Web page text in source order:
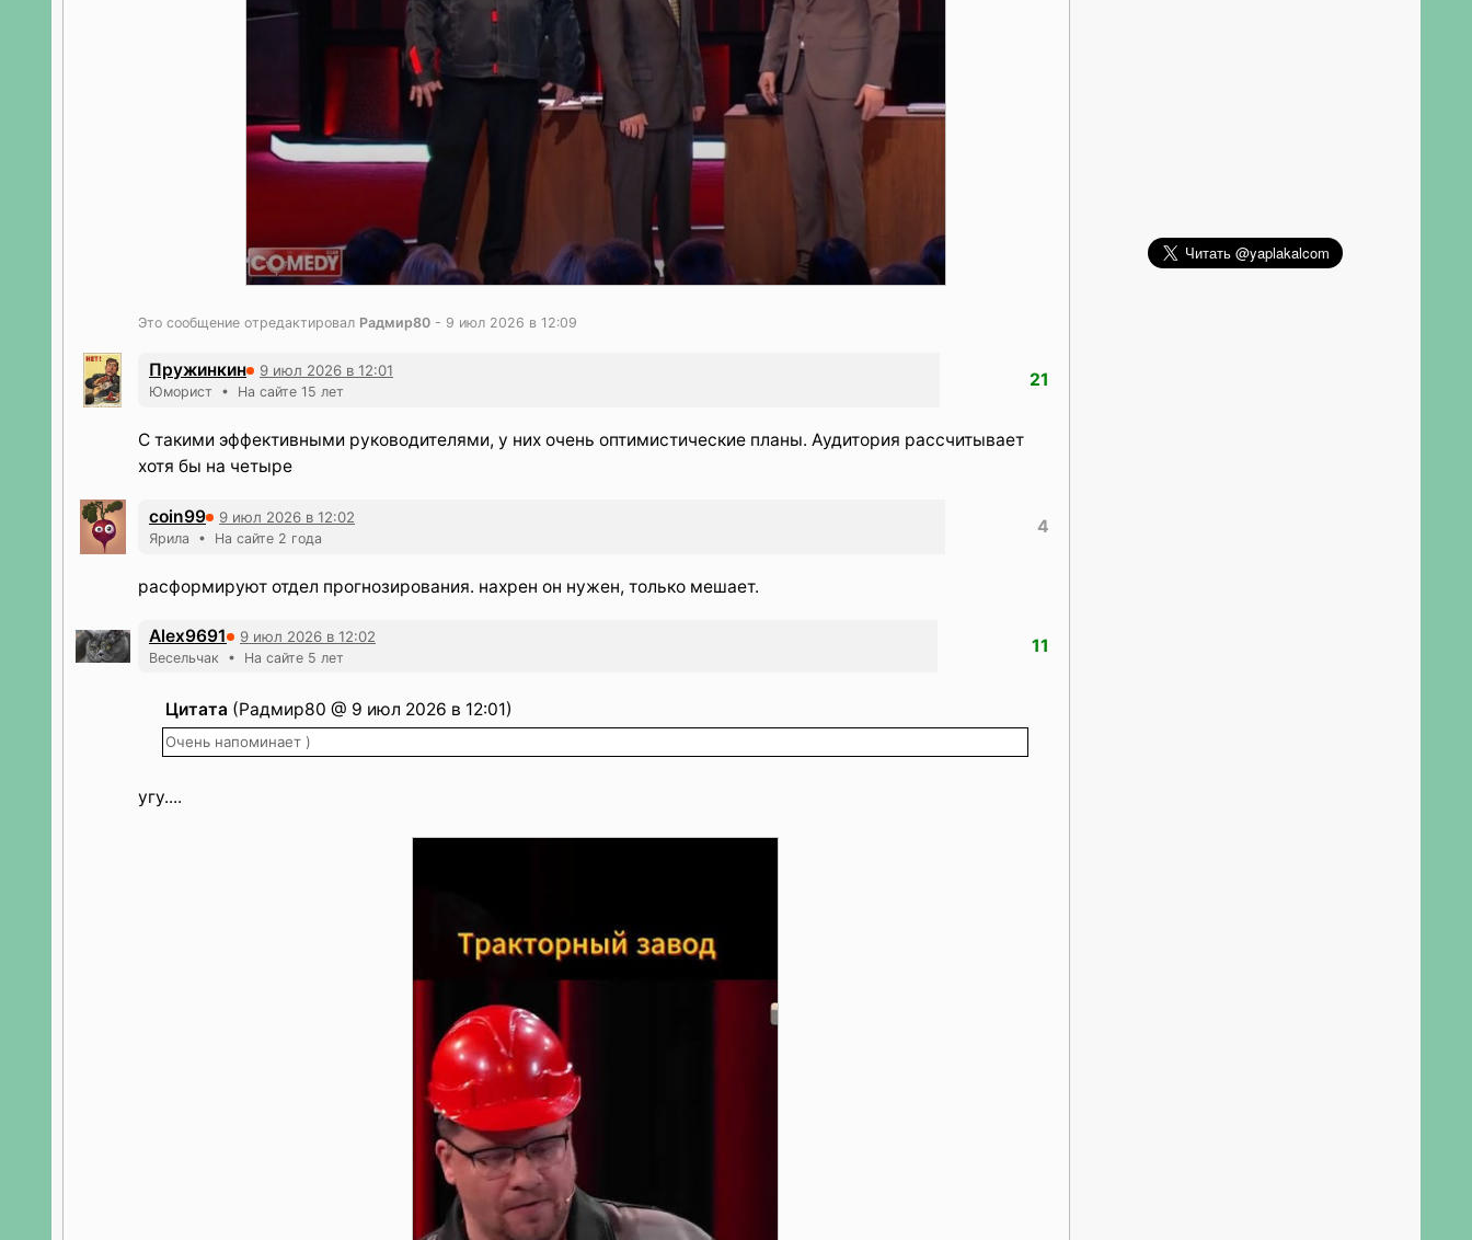
Это сообщение отредактировал Радмир80 - 9 июл 2026 в 12:09
Пружинкин 9 июл 2026 в 12:01
Юморист • На сайте 15 лет
21
С такими эффективными руководителями, у них очень оптимистические планы. Аудитория рассчитывает
хотя бы на четыре
coin99 9 июл 2026 в 12:02
Ярила • На сайте 2 года
4
расформируют отдел прогнозирования. нахрен он нужен, только мешает.
Alex9691 9 июл 2026 в 12:02
Весельчак • На сайте 5 лет
11
Цитата (Радмир80 @ 9 июл 2026 в 12:01)
Очень напоминает )
угу....